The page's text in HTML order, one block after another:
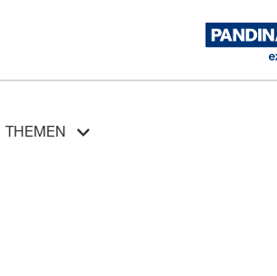
THEMEN